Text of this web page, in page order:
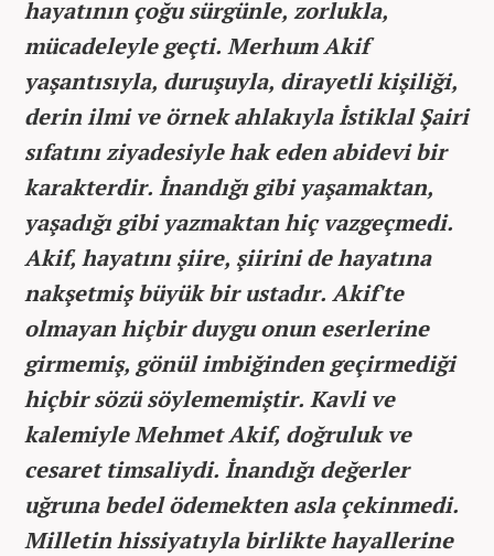
hayatının çoğu sürgünle, zorlukla,
mücadeleyle geçti. Merhum Akif
yaşantısıyla, duruşuyla, dirayetli kişiliği,
derin ilmi ve örnek ahlakıyla İstiklal Şairi
sıfatını ziyadesiyle hak eden abidevi bir
karakterdir. İnandığı gibi yaşamaktan,
yaşadığı gibi yazmaktan hiç vazgeçmedi.
Akif, hayatını şiire, şiirini de hayatına
nakşetmiş büyük bir ustadır. Akif'te
olmayan hiçbir duygu onun eserlerine
girmemiş, gönül imbiğinden geçirmediği
hiçbir sözü söylememiştir. Kavli ve
kalemiyle Mehmet Akif, doğruluk ve
cesaret timsaliydi. İnandığı değerler
uğruna bedel ödemekten asla çekinmedi.
Milletin hissiyatıyla birlikte hayallerine